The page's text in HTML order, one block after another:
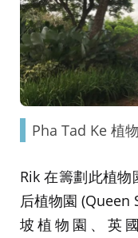
Pha Tad Ke 植
Rik 在籌劃此植
后植物園
坡植物園、英